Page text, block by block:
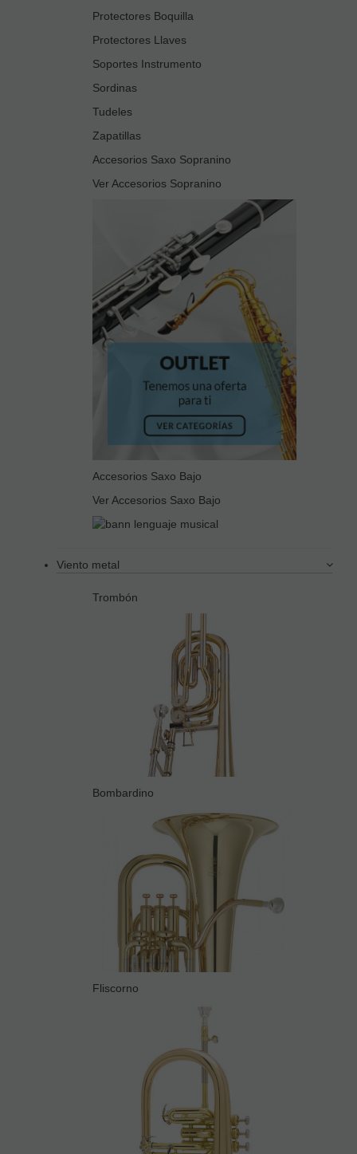
Protectores Boquilla
Protectores Llaves
Soportes Instrumento
Sordinas
Tudeles
Zapatillas
Accesorios Saxo Sopranino
Ver Accesorios Sopranino
Accesorios Saxo Bajo
Ver Accesorios Saxo Bajo
Viento metal
Trombón
Bombardino
Fliscorno